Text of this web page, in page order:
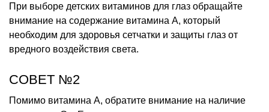
При выборе детских витаминов для глаз обращайте
внимание на содержание витамина А, который
необходим для здоровья сетчатки и защиты глаз от
вредного воздействия света.
СОВЕТ №2
Помимо витамина А, обратите внимание на наличие